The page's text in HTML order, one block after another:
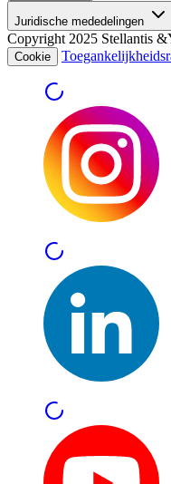
Juridische mededelingen
Copyright 2025 Stellantis
Cookie